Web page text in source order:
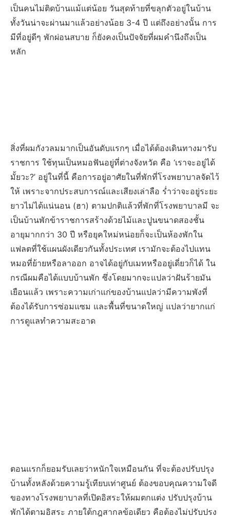
เป็นคนไม่ติดบ้านแม้แต่น้อย วันสุดท้ายที่ขลุกตัวอยู่ในบ้าน
ทั้งวันน่าจะผ่านมาแล้วอย่างน้อย 3-4 ปี แต่ถึงอย่างนั้น การ
มีที่อยู่ดีๆ พักผ่อนสบาย ก็ยังคงเป็นปัจจัยที่ผมคำนึงถึงเป็น
หลัก
สิ่งที่ผมกังวลมมากเป็นอันดับแรกๆ เมื่อได้ต้องเดินทางมารับ
ราชการ ใช้ทุนเป็นหมอฟันอยู่ที่ต่างจังหวัด คือ ‘เราจะอยู่ได้
มั้ยวะ?’ อยู่ในที่นี้ คือการอยู่อาศัยในที่พักที่โรงพยาบาลจัดไว้
ให้ เพราะจากประสบการณ์และเสียงเล่าลือ ร่ำว่าจะอยู่ระยะ
ยาวไม่ได้แน่นอน (ฮา) ตามปกติแล้วที่พักที่โรงพยาบาลมี จะ
เป็นบ้านพักข้าราชการสร้างด้วยไม้และปูนขนาดสองชั้น
อายุมากกว่า 30 ปี หรือยุคใหม่หน่อยก็จะเป็นห้องพักใน
แฟลตที่ใช้แผนผังเดียวกันทั้งประเทศ เรามักจะต้องไปแทน
หมอที่ย้ายหรือลาออก อาจได้อยู่กับเมทหรืออยู่เดี่ยวก็ได้ ใน
กรณีผมคือได้แบบบ้านพัก ซึ่งโดยมากจะแปลว่าฝันร้ายมัน
เยือนแล้ว เพราะความเก่าแก่ของบ้านแปลว่ามีความพังที่
ต้องได้รับการซ่อมแซม และพื้นที่ขนาดใหญ่ แปลว่ายากแก่
การดูแลทำความสะอาด
ตอนแรกก็ยอมรับเลยว่าหนักใจเหมือนกัน ที่จะต้องปรับปรุง
บ้านทั้งหลังด้วยความรู้เทียบเท่าศูนย์ ต้องขอบคุณความใจดี
ของทางโรงพยาบาลที่เปิดอิสระให้ผมตกแต่ง ปรับปรุงบ้าน
พักได้ตามอิสระ ภายใต้กฎสากลข้อเดียว คือต้องไม่ปรับปรง